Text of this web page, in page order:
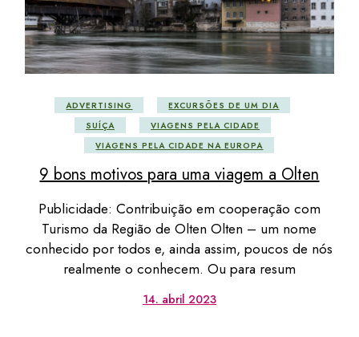
ADVERTISING
EXCURSÕES DE UM DIA
SUÍÇA
VIAGENS PELA CIDADE
VIAGENS PELA CIDADE NA EUROPA
9 bons motivos para uma viagem a Olten
Publicidade: Contribuição em cooperação com
Turismo da Região de Olten Olten – um nome
conhecido por todos e, ainda assim, poucos de nós
realmente o conhecem. Ou para resum
14. abril 2023